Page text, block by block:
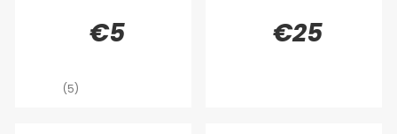
€5
(5)
€25